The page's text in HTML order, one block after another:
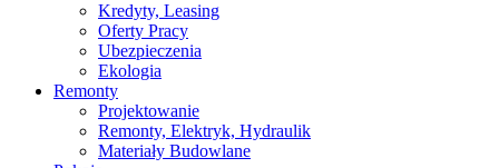
Kredyty, Leasing
Oferty Pracy
Ubezpieczenia
Ekologia
Remonty
Projektowanie
Remonty, Elektryk, Hydraulik
Materiały Budowlane